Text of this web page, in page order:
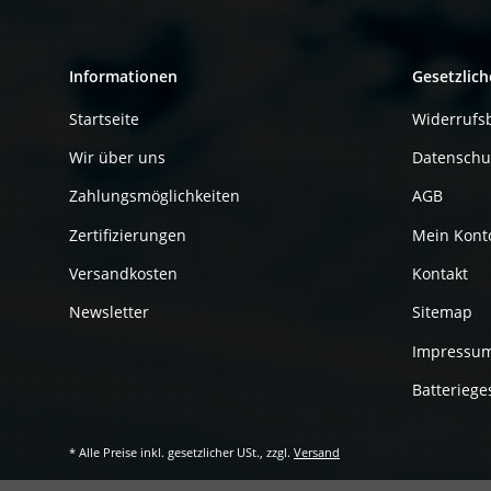
Informationen
Startseite
Wir über uns
Zahlungsmöglichkeiten
Zertifizierungen
Versandkosten
Newsletter
AGB
Mein
Kontakt
Sitemap
* Alle Preise inkl. gesetzlicher USt., zzgl. Versand